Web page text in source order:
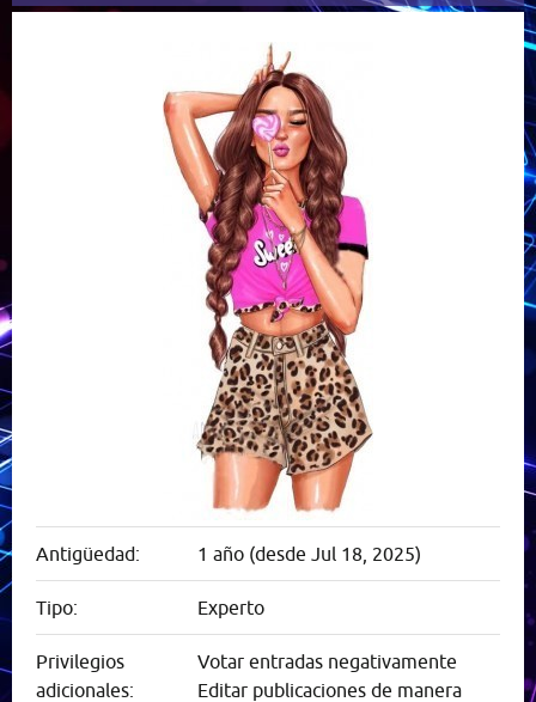
Antigüedad: 1 año (desde Jul 18, 2025)
Tipo: Experto
Privilegios
adicionales:
Votar entradas negativamente
Editar publicaciones de manera